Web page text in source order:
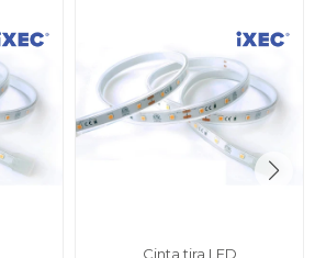
Cinta tira LED